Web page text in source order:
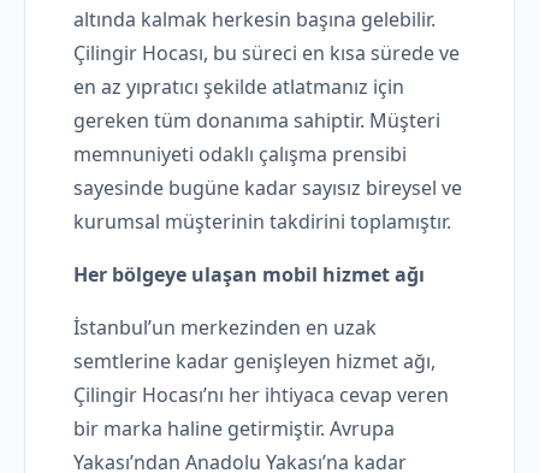
altında kalmak herkesin başına gelebilir.
Çilingir Hocası, bu süreci en kısa sürede ve
en az yıpratıcı şekilde atlatmanız için
gereken tüm donanıma sahiptir. Müşteri
memnuniyeti odaklı çalışma prensibi
sayesinde bugüne kadar sayısız bireysel ve
kurumsal müşterinin takdirini toplamıştır.
Her bölgeye ulaşan mobil hizmet ağı
İstanbul’un merkezinden en uzak
semtlerine kadar genişleyen hizmet ağı,
Çilingir Hocası’nı her ihtiyaca cevap veren
bir marka haline getirmiştir. Avrupa
Yakası’ndan Anadolu Yakası’na kadar